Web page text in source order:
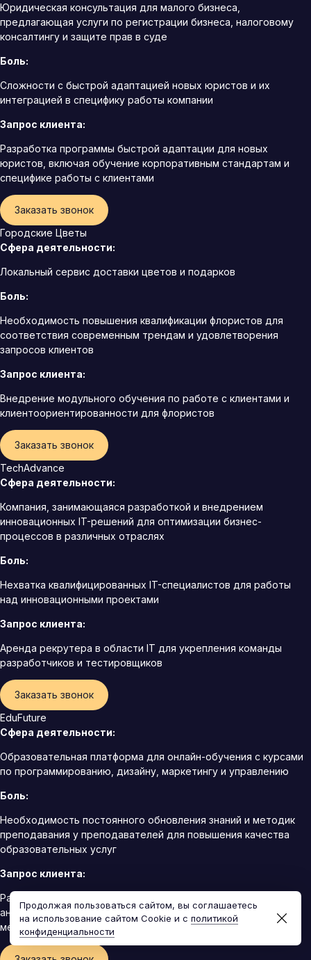
Юридическая консультация для малого бизнеса,
предлагающая услуги по регистрации бизнеса, налоговому
консалтингу и защите прав в суде
Боль:
Сложности с быстрой адаптацией новых юристов и их
интеграцией в специфику работы компании
Запрос клиента:
Разработка программы быстрой адаптации для новых
юристов, включая обучение корпоративным стандартам и
специфике работы с клиентами
Заказать звонок
Городские Цветы
Сфера деятельности:
Локальный сервис доставки цветов и подарков
Боль:
Необходимость повышения квалификации флористов для
соответствия современным трендам и удовлетворения
запросов клиентов
Запрос клиента:
Внедрение модульного обучения по работе с клиентами и
клиентоориентированности для флористов
Заказать звонок
TechAdvance
Сфера деятельности:
Компания, занимающаяся разработкой и внедрением
инновационных IT-решений для оптимизации бизнес-
процессов в различных отраслях
Боль:
Нехватка квалифицированных IT-специалистов для работы
над инновационными проектами
Запрос клиента:
Аренда рекрутера в области IT для укрепления команды
разработчиков и тестировщиков
Заказать звонок
EduFuture
Сфера деятельности:
Образовательная платформа для онлайн-обучения с курсами
по программированию, дизайну, маркетингу и управлению
Боль:
Необходимость постоянного обновления знаний и методик
преподавания у преподавателей для повышения качества
образовательных услуг
Запрос клиента:
Разработка программы непрерывного обучения по
андрагогике для преподавателей, включая новейшие
методики и технологии в области онлайн-образования
Продолжая пользоваться сайтом, вы соглашаетесь
на использование сайтом Cookie и с политикой
конфиденциальности